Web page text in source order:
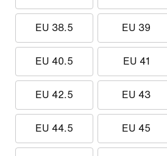
EU 38.5 EU 39
EU 40.5 EU 41
EU 42.5 EU 43
EU 44.5 EU 45